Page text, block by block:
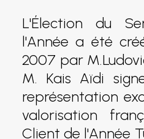
L'Élection du
l'Année a été
2007 par
M. Kais Aïdi
représentation
valorisation
Client de l'Année